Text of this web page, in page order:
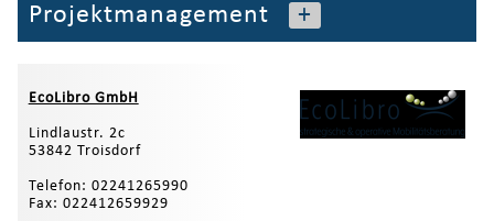
Projektmanagement
+
EcoLibro GmbH
Lindlaustr. 2c
53842 Troisdorf
Telefon: 02241265990
Fax: 022412659929